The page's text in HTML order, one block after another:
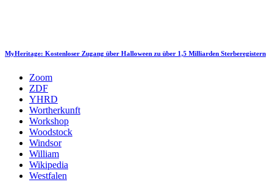
MyHeritage: Kostenloser Zugang über Halloween zu über 1,5 Milliarden Sterberegistern
Zoom
ZDF
YHRD
Wortherkunft
Workshop
Woodstock
Windsor
William
Wikipedia
Westfalen